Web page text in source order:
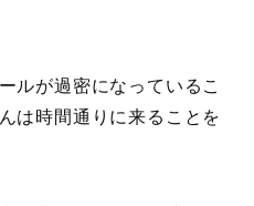
ルが過密になっているこ
は時間通りに来ることを